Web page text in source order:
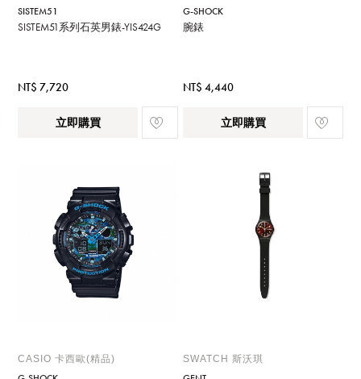
SISTEM51
SISTEM51系列石英男錶-YIS424G
NT$ 7,720
立即購買
G-SHOCK
腕錶
NT$ 4,440
立即購買
CASIO 卡西歐(精品) SWATCH 斯沃琪